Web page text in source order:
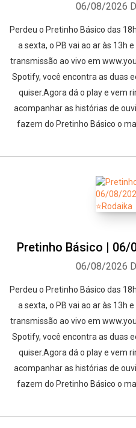
06/08/2026
Perdeu o Pretinho Básico das
a sexta, o PB vai ao ar às 13h
transmissão ao vivo em
Spotify, você encontra as duas
quiser.Agora dá o play e vem
acompanhar as histórias de
fazem do Pretinho Básico o
Pretinho Básico | 06/
06/08/2026
Perdeu o Pretinho Básico das
a sexta, o PB vai ao ar às 13h
transmissão ao vivo em
Spotify, você encontra as duas
quiser.Agora dá o play e vem
acompanhar as histórias de
fazem do Pretinho Básico o